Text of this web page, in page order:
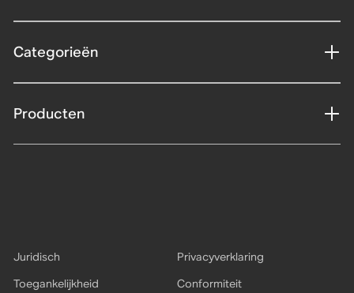
Categorieën
Producten
Juridisch
Privacyverklaring
Toegankelijkheid
Conformiteit